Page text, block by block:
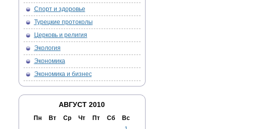
Спорт и здоровье
Турецкие протоколы
Церковь и религия
Экология
Экономика
Экономика и бизнес
АВГУСТ 2010
Пн Вт Ср Чт Пт Сб Вс